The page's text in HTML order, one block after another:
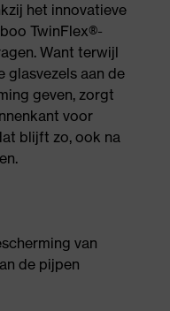
het innovatieve
TwinFlex®-
Want terwijl
glasvezels aan de
geven, zorgt
voor
blijft zo, ook na
van
de pijpen